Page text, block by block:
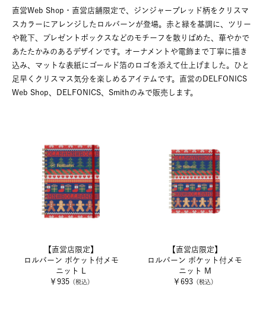
直営Web Shop・直営店舗限定で、ジンジャーブレッド柄をクリスマ
スカラーにアレンジしたロルバーンが登場。赤と緑を基調に、ツリー
や靴下、プレゼントボックスなどのモチーフを散りばめた、華やかで
あたたかみのあるデザインです。オーナメントや電飾まで丁寧に描き
込み、マットな表紙にゴールド箔のロゴを添えて仕上げました。ひと
足早くクリスマス気分を楽しめるアイテムです。直営のDELFONICS
Web Shop、DELFONICS、Smithのみで販売します。
【直営店限定】
ロルバーン ポケット付メモ
ニット L
￥935（税込）
【直営店限定】
ロルバーン ポケット付メモ
ニット M
￥693 （税込）